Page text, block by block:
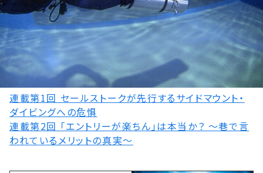
連載第1回 セールストークが先行するサイドマウント・
ダイビングへの危惧
連載第2回 「エントリーが楽ちん」は本当か？ ～巷で言
われているメリットの真実～